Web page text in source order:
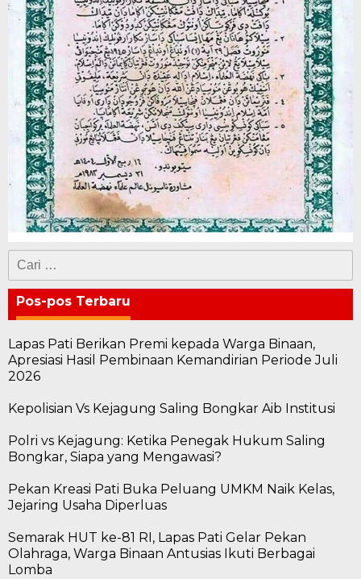
Cari
untuk:
Pos-pos Terbaru
Lapas Pati Berikan Premi kepada Warga Binaan,
Apresiasi Hasil Pembinaan Kemandirian Periode Juli
2026
Kepolisian Vs Kejagung Saling Bongkar Aib Institusi
Polri vs Kejagung: Ketika Penegak Hukum Saling
Bongkar, Siapa yang Mengawasi?
Pekan Kreasi Pati Buka Peluang UMKM Naik Kelas,
Jejaring Usaha Diperluas
Semarak HUT ke-81 RI, Lapas Pati Gelar Pekan
Olahraga, Warga Binaan Antusias Ikuti Berbagai
Lomba